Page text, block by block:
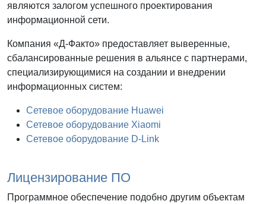
являются залогом успешного проектирования
информационной сети.
Компания «Д-Факто» предоставляет выверенные,
сбалансированные решения в альянсе с партнерами,
специализирующимися на создании и внедрении
информационных систем:
Сетевое оборудование Huawei
Сетевое оборудование Xiaomi
Сетевое оборудование D-Link
Лицензирование ПО
Программное обеспечение подобно другим объектам